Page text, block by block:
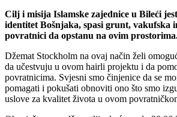
Cilj i misija Islamske zajednice u Bileći
identitet Bošnjaka, spasi grunt, vakufska
povratnici da opstanu na ovim
Džemat Stockholm na ovaj način želi
da učestvuju u ovom hairli projektu i da
povratnicima. Svjesni smo činjenice da se
pomagati i pokušati obnoviti ono što smo
uslove za kvalitet života u ovom